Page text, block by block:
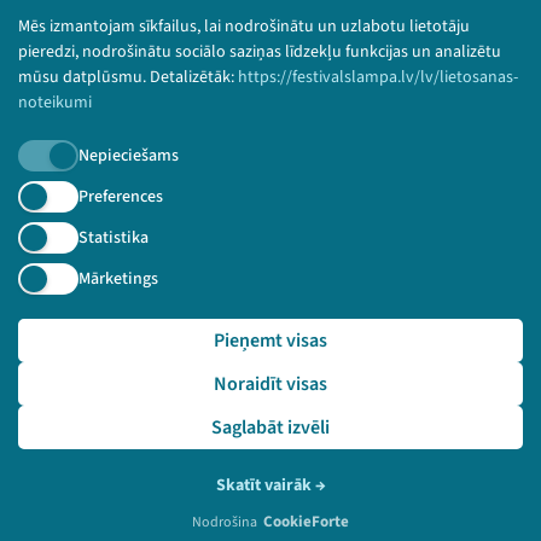
Mēs izmantojam sīkfailus, lai nodrošinātu un uzlabotu lietotāju
pieredzi, nodrošinātu sociālo saziņas līdzekļu funkcijas un analizētu
mūsu datplūsmu. Detalizētāk: https://festivalslampa.lv/lv/lietosanas-
noteikumi
Nepieciešams
Preferences
Statistika
Mārketings
Saglabāt izvēli
Noraidīt visas
Pieņemt visas
Skatīt vairāk→
Nodrošina CookieForte
Bērnu aizsardzības politika
© 2026 Sarunu festivāls LAMPA Visas tiesības
paturētas.
Piesakies jaunumiem!
Nepalaid garām aktuālāko informāciju!
Pieteikties
🔗 https://festivalslampa.lv/lv/video-arhivs/2811